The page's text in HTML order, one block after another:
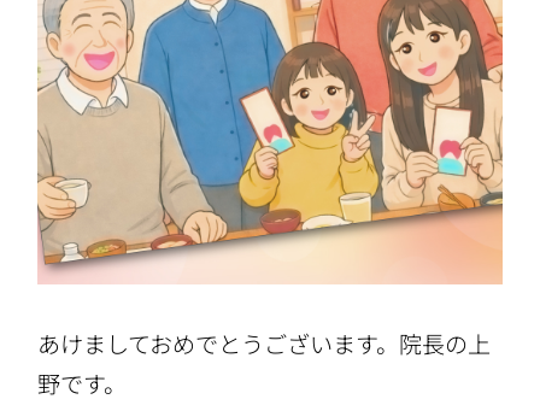
あけましておめでとうございます。院長の上
野です。